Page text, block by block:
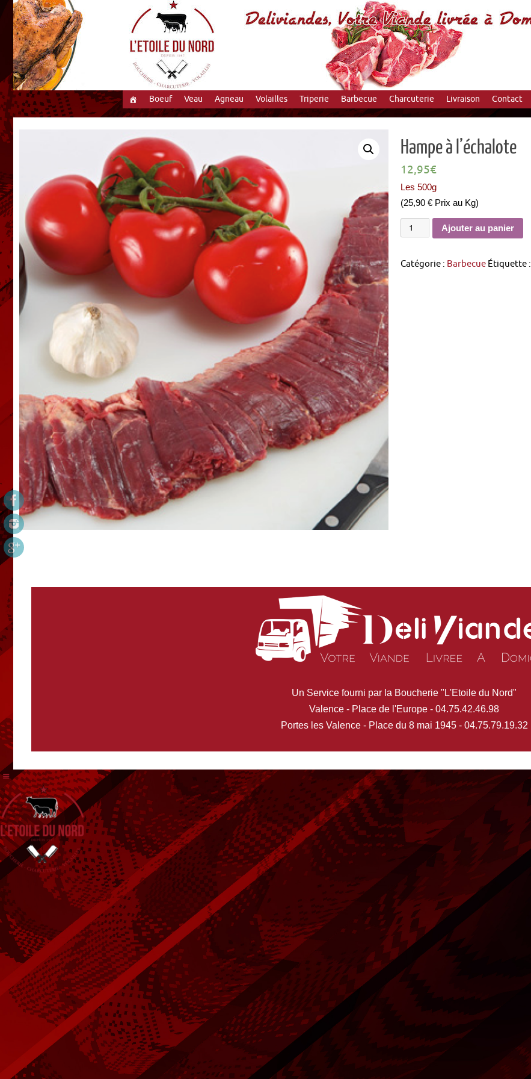
Boeuf Veau Agneau Volailles Triperie Barbecue Charcuterie Livraison Contact
Hampe à l’échalote
12,95€
Les 500g
(25,90 € Prix au Kg)
Ajouter au panier
Catégorie : Barbecue Étiquette :
Un Service fourni par la Boucherie "L'Etoile du Nord"
Valence - Place de l'Europe - 04.75.42.46.98
Portes les Valence - Place du 8 mai 1945 - 04.75.79.19.32